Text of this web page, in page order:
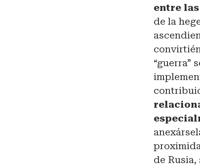
entre
de la
“guerra”
de